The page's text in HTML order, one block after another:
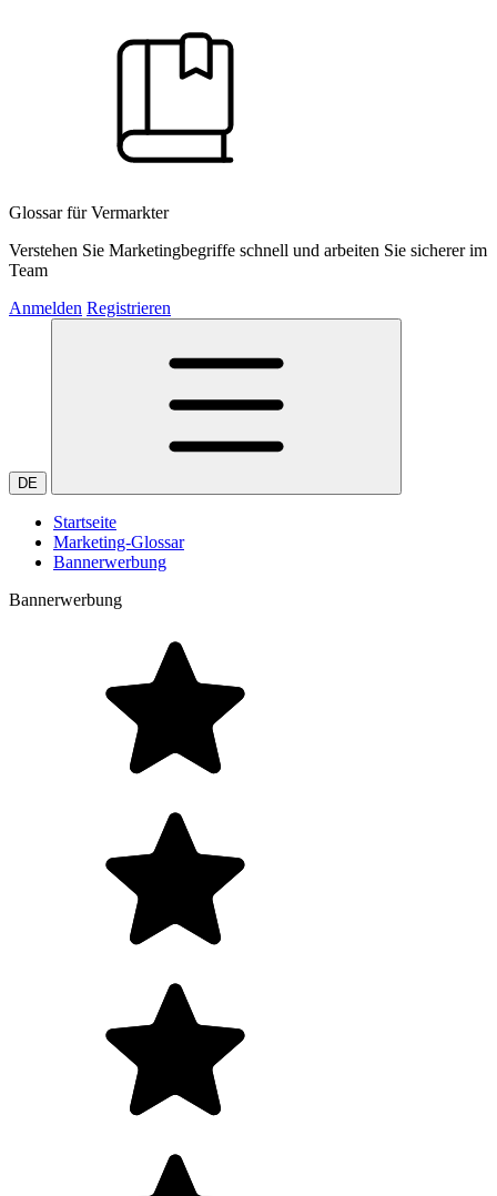
Glossar für Vermarkter
Verstehen Sie Marketingbegriffe schnell und arbeiten Sie sicherer im
Team
Anmelden Registrieren
DE
Startseite
Marketing-Glossar
Bannerwerbung
Bannerwerbung